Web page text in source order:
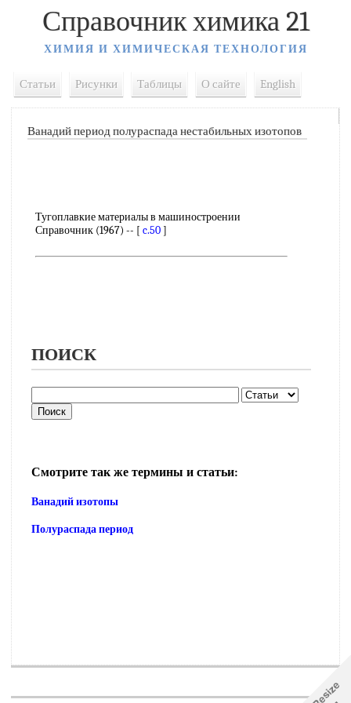
Справочник химика 21
ХИМИЯ И ХИМИЧЕСКАЯ ТЕХНОЛОГИЯ
Статьи Рисунки Таблицы О сайте English
Ванадий период полураспада нестабильных изотопов
Тугоплавкие материалы в машиностроении
Справочник (1967) -- [ c.50]
ПОИСК
Смотрите так же термины и статьи:
Ванадий изотопы
Полураспада период